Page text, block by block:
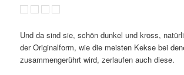
Und da sind sie, schön dunkel und kross,
der Originalform, wie die meisten Kekse bei
zusammengerührt wird, zerlaufen auch diese.